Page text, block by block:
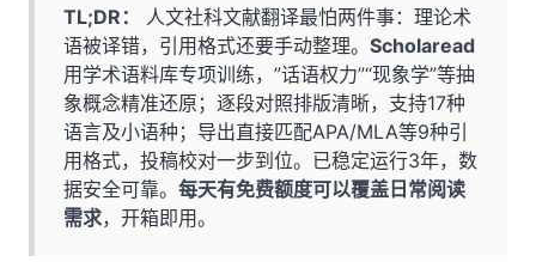
TL;DR：
人文社科文献翻译最怕两件事：理论术
语被译错，引用格式还要手动整理。 Scholaread
用学术语料库专项训练，”话语权力”“现象学”等抽
象概念精准还原；逐段对照排版清晰，支持17种
语言及小语种；导出直接匹配APA/MLA等9种引
用格式，投稿校对一步到位。已稳定运行3年，数
据安全可靠。 每天有免费额度可以覆盖日常阅读
需求，开箱即用。